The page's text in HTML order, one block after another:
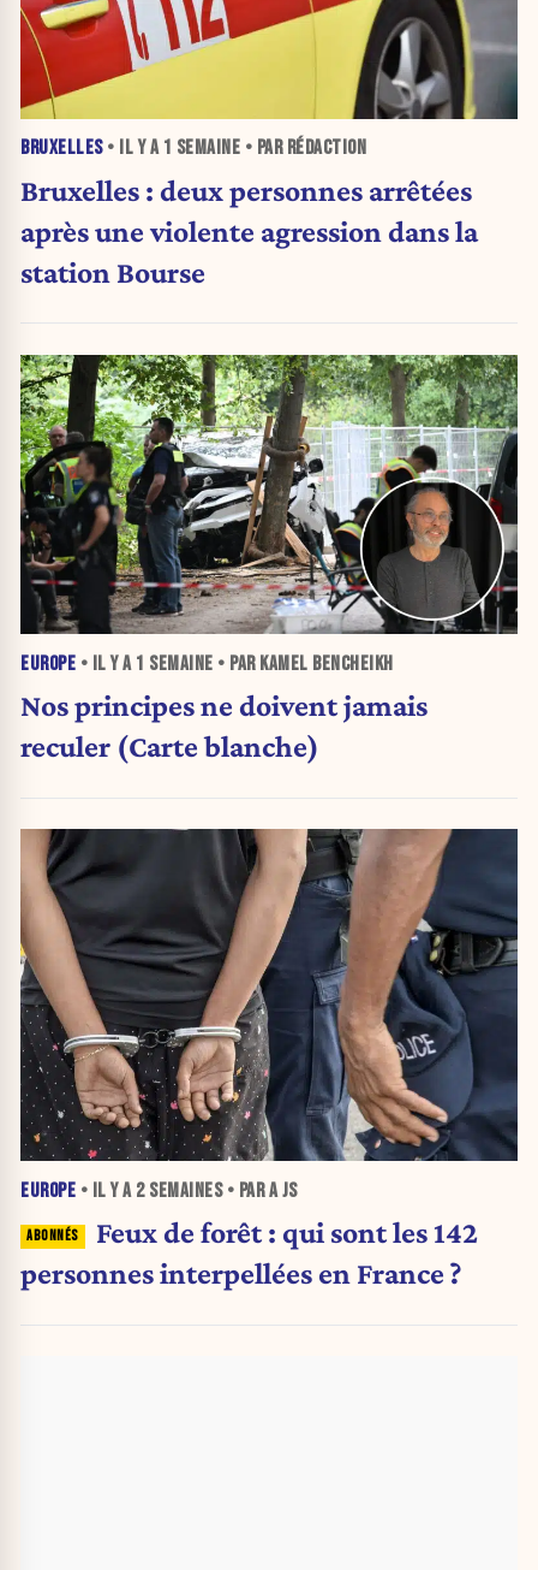
BRUXELLES• IL Y A 1 SEMAINE • PAR RÉDACTION
Bruxelles : deux personnes arrêtées
après une violente agression dans la
station Bourse
EUROPE • IL Y A 1 SEMAINE • PAR KAMEL BENCHEIKH
Nos principes ne doivent jamais
reculer (Carte blanche)
EUROPE • IL Y A 2 SEMAINES• PAR A JS
Feux de forêt : qui sont les 142
personnes interpellées en France ?